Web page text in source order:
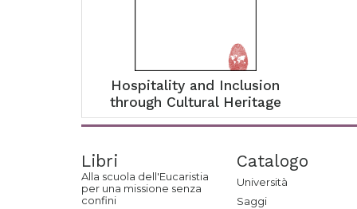
Hospitality and Inclusion
through Cultural Heritage
Libri
Alla scuola dell'Eucaristia
per una missione senza
confini
Catalogo
Università
Saggi